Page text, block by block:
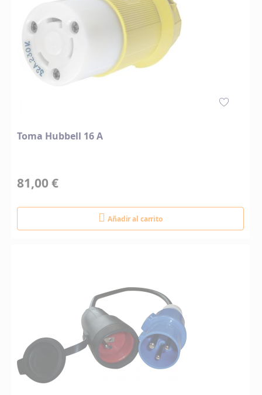
Toma Hubbell 16 A
81,00 €
Añadir al carrito